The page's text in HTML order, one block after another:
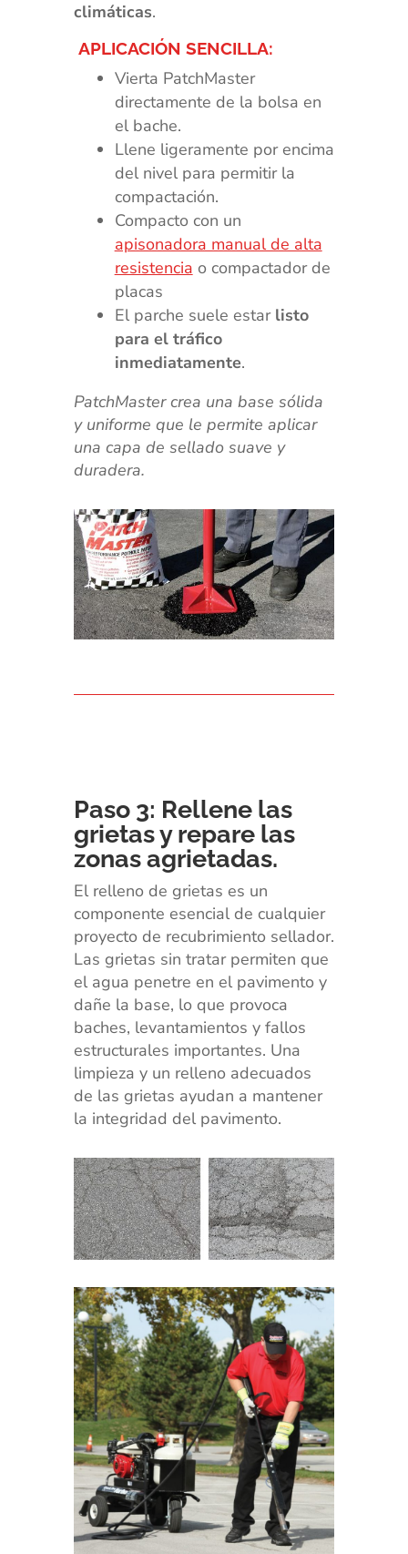
climáticas.
APLICACIÓN SENCILLA:
Vierta PatchMaster
directamente de la bolsa en
el bache.
Llene ligeramente por encima
del nivel para permitir la
compactación.
Compacto con un
apisonadora manual de alta
resistencia o compactador de
placas
El parche suele estar listo
para el tráfico
inmediatamente.
PatchMaster crea una base sólida
y uniforme que le permite aplicar
una capa de sellado suave y
duradera.
Paso 3: Rellene las
grietas y repare las
zonas agrietadas.
El relleno de grietas es un
componente esencial de cualquier
proyecto de recubrimiento sellador.
Las grietas sin tratar permiten que
el agua penetre en el pavimento y
dañe la base, lo que provoca
baches, levantamientos y fallos
estructurales importantes. Una
limpieza y un relleno adecuados
de las grietas ayudan a mantener
la integridad del pavimento.